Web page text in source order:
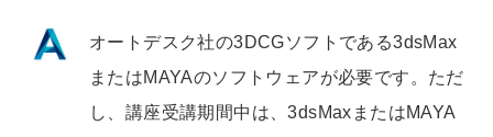
オートデスク社の3DCGソフトである3dsMax
またはMAYAのソフトウェアが必要です。ただ
し、講座受講期間中は、3dsMax またはMAYA